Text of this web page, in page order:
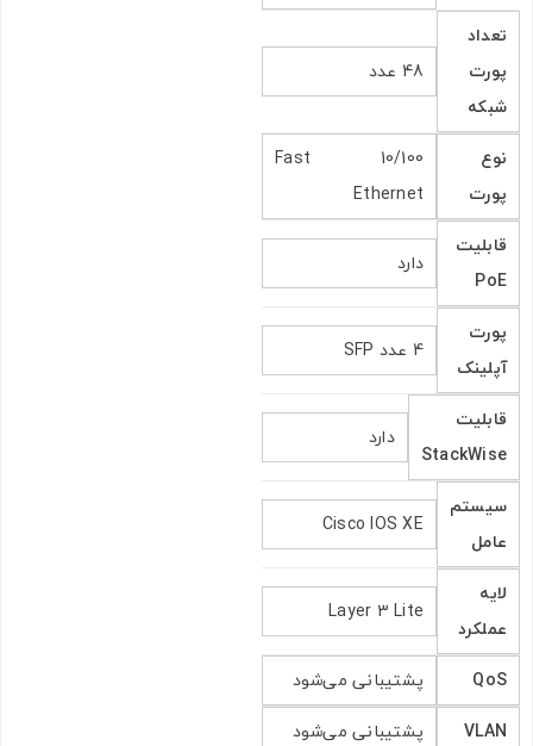
تعداد
پورت
شبکه
48 عدد
نوع
پورت
10/100 Fast
Ethernet
قابلیت
PoE
دارد
پورت
آپلینک
4 عدد SFP
قابلیت
StackWise
دارد
سیستم
عامل
Cisco IOS XE
لایه
عملکرد
Layer 3 Lite
QoS
پشتیبانی می‌شود
VLAN
پشتیبانی می‌شود